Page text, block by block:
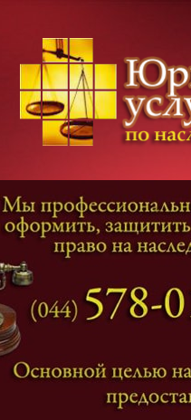
Категории дел
Наследование и Завещание
Оформление наследства
Оспаривание наследства
Адвокат наследственные дела
и Вакансии